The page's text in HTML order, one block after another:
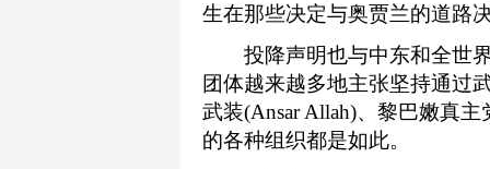
生在那些决定与奥贾兰的道路
投降声明也与中东和全世界
团体越来越多地主张坚持通
武装(Ansar Allah)、黎巴嫩真
的各种组织都是如此。